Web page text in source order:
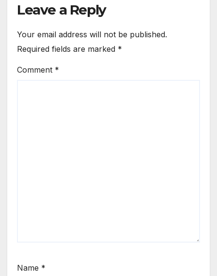
Leave a Reply
Your email address will not be published.
Required fields are marked *
Comment *
Name *